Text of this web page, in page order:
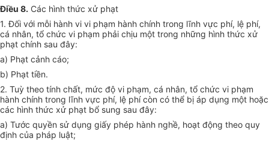
Điều 8. Các hình thức xử phạt
1. Đối với mỗi hành vi vi phạm hành chính trong lĩnh vực phí, lệ phí,
cá nhân, tổ chức vi phạm phải chịu một trong những hình thức xử
phạt chính sau đây:
a) Phạt cảnh cáo;
b) Phạt tiền.
2. Tuỳ theo tính chất, mức độ vi phạm, cá nhân, tổ chức vi phạm
hành chính trong lĩnh vực phí, lệ phí còn có thể bị áp dụng một hoặc
các hình thức xử phạt bổ sung sau đây:
a) Tước quyền sử dụng giấy phép hành nghề, hoạt động theo quy
định của pháp luật;